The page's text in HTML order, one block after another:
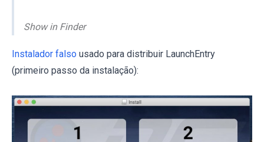
Show in Finder
Instalador falso usado para distribuir LaunchEntry
(primeiro passo da instalação):